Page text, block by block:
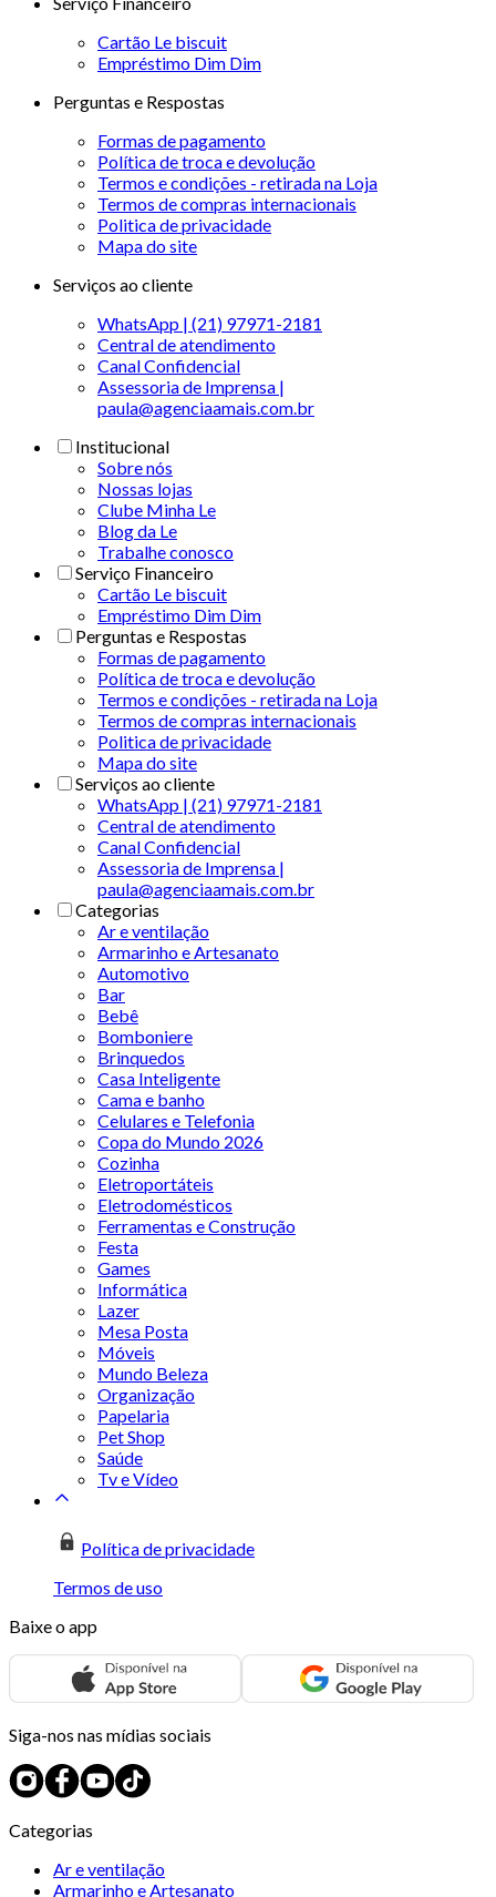
Cartão Le biscuit
Empréstimo Dim Dim
Perguntas e Respostas
Formas de pagamento
Política de troca e devolução
Termos e condições - retirada na Loja
Termos de compras internacionais
Politica de privacidade
Mapa do site
Serviços ao cliente
WhatsApp | (21) 97971-2181
Central de atendimento
Canal Confidencial
Assessoria de Imprensa |
paula@agenciaamais.com.br
Institucional
Sobre nós
Nossas lojas
Clube Minha Le
Blog da Le
Trabalhe conosco
Serviço Financeiro
Cartão Le biscuit
Empréstimo Dim Dim
Perguntas e Respostas
Formas de pagamento
Política de troca e devolução
Termos e condições - retirada na Loja
Termos de compras internacionais
Politica de privacidade
Mapa do site
Serviços ao cliente
WhatsApp | (21) 97971-2181
Central de atendimento
Canal Confidencial
Assessoria de Imprensa |
paula@agenciaamais.com.br
Categorias
Ar e ventilação
Armarinho e Artesanato
Automotivo
Bar
Bebê
Bomboniere
Brinquedos
Casa Inteligente
Cama e banho
Celulares e Telefonia
Copa do Mundo 2026
Cozinha
Eletroportáteis
Eletrodomésticos
Ferramentas e Construção
Festa
Games
Informática
Lazer
Mesa Posta
Móveis
Mundo Beleza
Organização
Papelaria
Pet Shop
Saúde
Tv e Vídeo
Política de privacidade
Termos de uso
Baixe o app
Siga-nos nas mídias sociais
Categorias
Ar e ventilação
Armarinho e Artesanato